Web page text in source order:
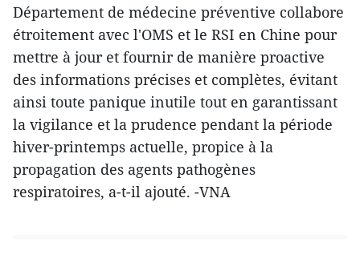
Département de médecine préventive collabore
étroitement avec l'OMS et le RSI en Chine pour
mettre à jour et fournir de manière proactive
des informations précises et complètes, évitant
ainsi toute panique inutile tout en garantissant
la vigilance et la prudence pendant la période
hiver-printemps actuelle, propice à la
propagation des agents pathogènes
respiratoires, a-t-il ajouté. -VNA